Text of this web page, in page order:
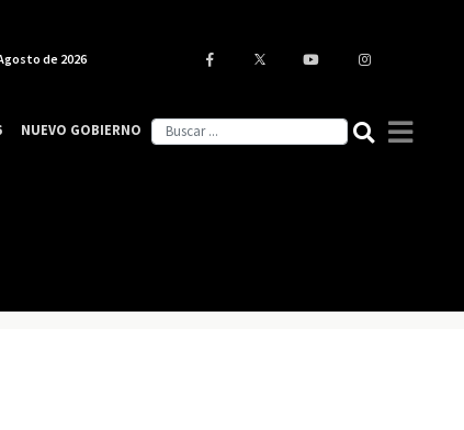
de 2026
NUEVO GOBIERNO